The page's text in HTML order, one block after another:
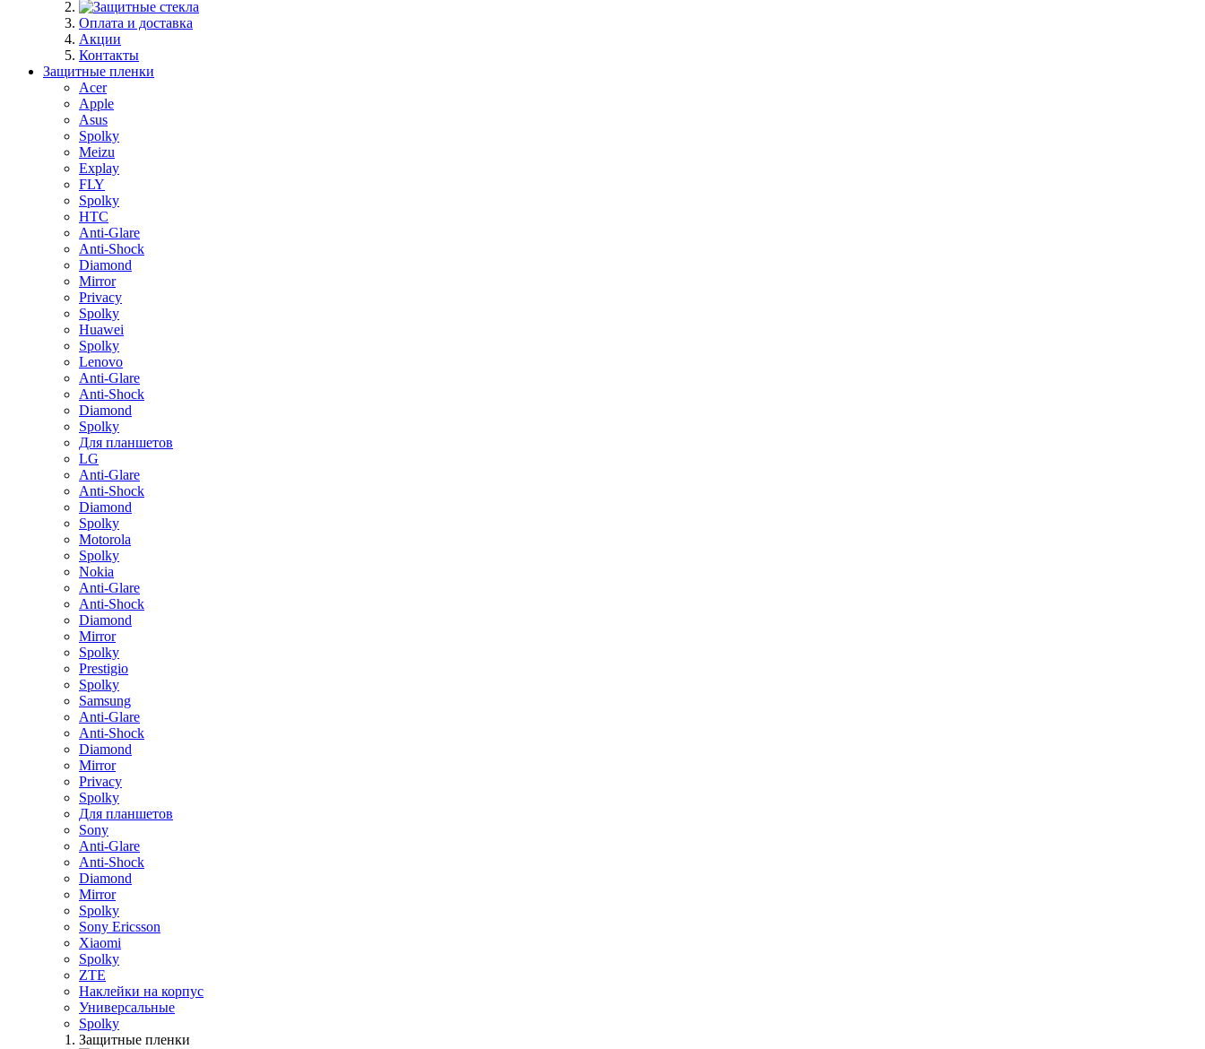
Оплата и доставка
Акции
Контакты
Защитные пленки
Acer
Apple
Asus
Spolky
Meizu
Explay
FLY
Spolky
HTC
Anti-Glare
Anti-Shock
Diamond
Mirror
Privacy
Spolky
Huawei
Spolky
Lenovo
Anti-Glare
Anti-Shock
Diamond
Spolky
Для планшетов
LG
Anti-Glare
Anti-Shock
Diamond
Spolky
Motorola
Spolky
Nokia
Anti-Glare
Anti-Shock
Diamond
Mirror
Spolky
Prestigio
Spolky
Samsung
Anti-Glare
Anti-Shock
Diamond
Mirror
Privacy
Spolky
Для планшетов
Sony
Anti-Glare
Anti-Shock
Diamond
Mirror
Spolky
Sony Ericsson
Xiaomi
Spolky
ZTE
Наклейки на корпус
Универсальные
Spolky
Защитные пленки